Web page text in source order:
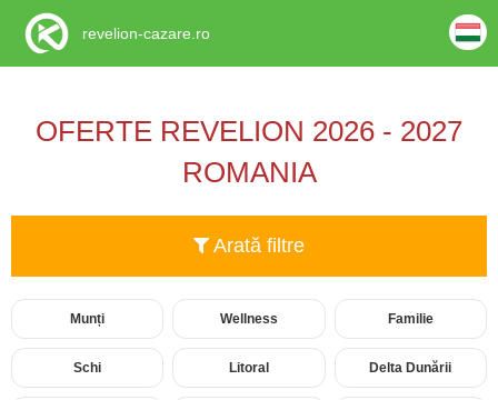
OFERTE REVELION 2026 - 2027
ROMANIA
Arată filtre
Munți Wellness Familie
Schi Litoral Delta Dunării
revelion-cazare.ro